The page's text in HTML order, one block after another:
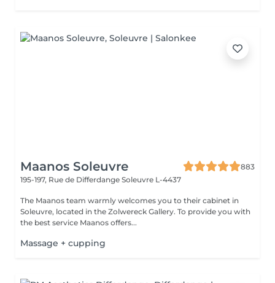
Maanos Soleuvre
883
195-197, Rue de Differdange Soleuvre L-4437
The Maanos team warmly welcomes you to their cabinet in
Soleuvre, located in the Zolwereck Gallery. To provide you with
the best service Maanos offers...
Massage + cupping